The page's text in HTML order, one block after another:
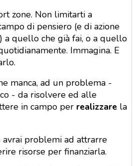
zone. Non limitarti a
di pensiero (e di azione
a quello che già fai, o a quello
Immagina. E
manca, ad un problema -
- da risolvere ed alle
in campo per realizzarela
avrai problemi ad attrarre
risorse per finanziarla.